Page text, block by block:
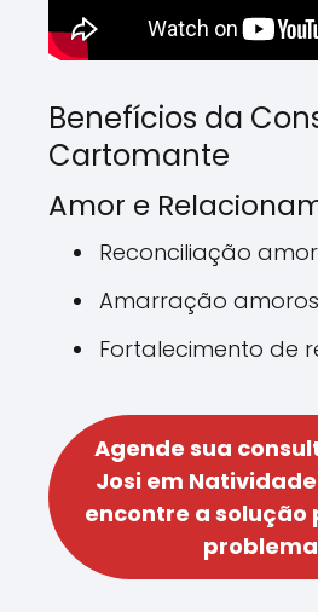
Benefícios da
Cartomante
Amor e
Reconciliação
Amarração
Fortalecimento de
Agende sua
Josi em
encontre a solução